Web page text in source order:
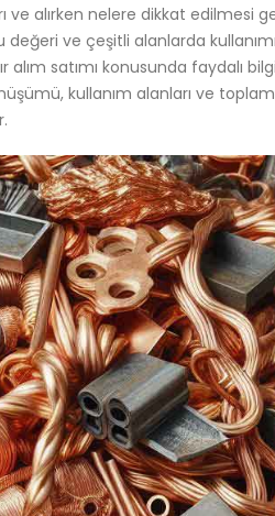
alırken nelere dikkat edilmesi
değeri ve çeşitli alanlarda
satımı konusunda faydalı
kullanım alanları ve